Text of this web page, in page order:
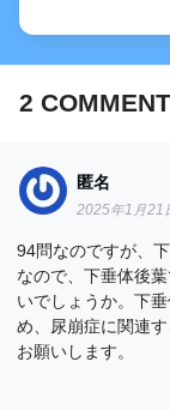
2
匿名
2025年1月21
94問なのですが、
なので、下垂体後
いでしょうか。下
め、尿崩症に関連
お願いします。